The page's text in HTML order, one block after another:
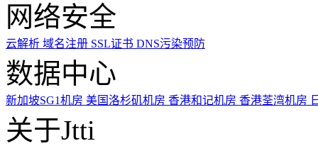
网络安全
云解析 域名注册 SSL证书 DNS污染预防
数据中心
新加坡SG1机房 美国洛杉矶机房 香港和记机房 香港荃湾机房
关于Jtti